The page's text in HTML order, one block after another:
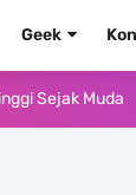
Geek
Kozuki Oden